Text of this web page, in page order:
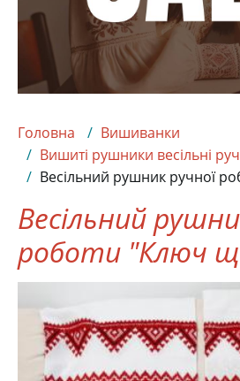
Головна
Вишиванки
Вишиті рушники весільні
Весільний рушник ручної
Весільний
роботи "Ключ